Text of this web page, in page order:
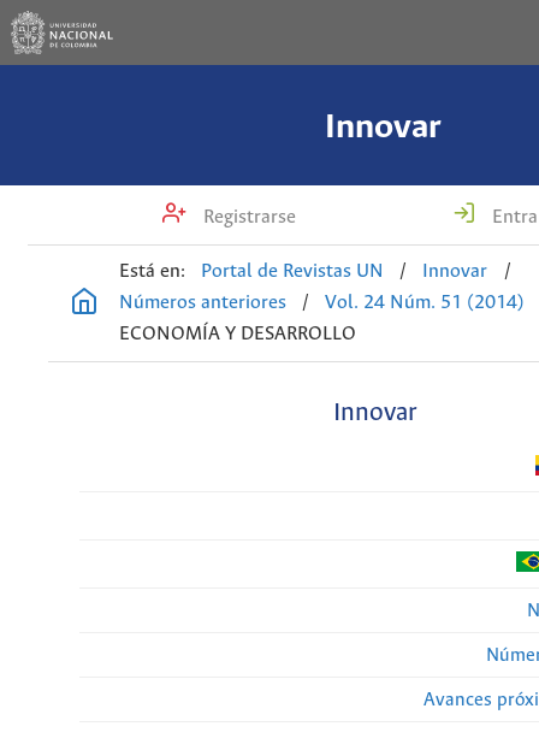
Innovar
Registrarse
Está en: Portal de Revistas UN / Innovar
/
Números anteriores
/
Vol. 24 Núm. 51 (2014)
ECONOMÍA Y DESARROLLO
Innovar
Avances